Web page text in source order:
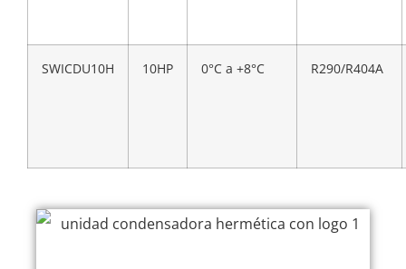
SWICDU10H 10HP 0°C a +8°C R290/R404A